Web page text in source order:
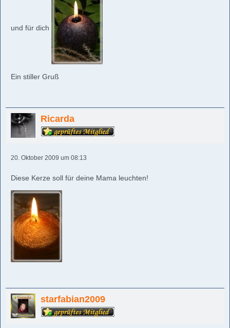
und für dich
Ein stiller Gruß
Ricarda
20. Oktober 2009 um 08:13
Diese Kerze soll für deine Mama leuchten!
starfabian2009